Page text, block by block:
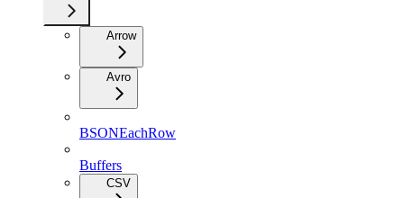
Arrow
Avro
BSONEachRow
Buffers
CSV